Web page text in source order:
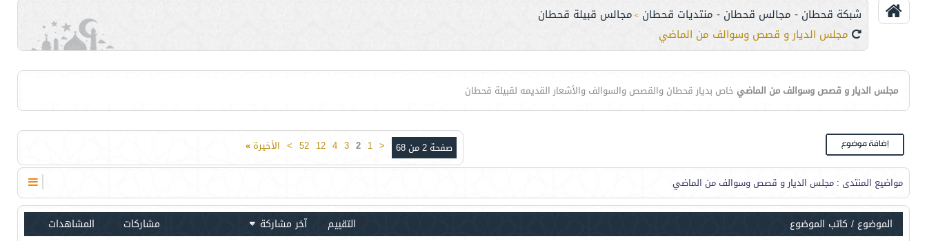
شبكة قحطان - مجالس قحطان - منتديات قحطان > مجالس قبيلة قحطان
مجلس الديار و قصص وسوالف من الماضي
مجلس الديار و قصص وسوالف من الماضي خاص بديار قحطان والقصص والسوالف والأشعار القديمه لقبيلة قحطان
صفحة 2 من 68 <
1
2
3
4
12
52
> الأخيرة»
مواضيع المنتدى : مجلس الديار و قصص وسوالف من الماضي
التقييم الموضوع / كاتب الموضوع آخر مشاركة مشاركات المشاهدات